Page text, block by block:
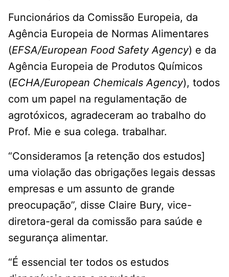
Funcionários da Comissão Europeia, da
Agência Europeia de Normas Alimentares
(EFSA/European Food Safety Agency) e da
Agência Europeia de Produtos Químicos
(ECHA/European Chemicals Agency), todos
com um papel na regulamentação de
agrotóxicos, agradeceram ao trabalho do
Prof. Mie e sua colega. trabalhar.
“Consideramos [a retenção dos estudos]
uma violação das obrigações legais dessas
empresas e um assunto de grande
preocupação”, disse Claire Bury, vice-
diretora-geral da comissão para saúde e
segurança alimentar.
“É essencial ter todos os estudos